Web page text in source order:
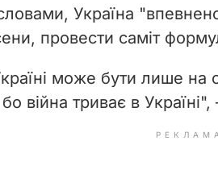
i
d
e
o
Україна
провести саміт
може бути лише на
війна триває в
РЕКЛАМА